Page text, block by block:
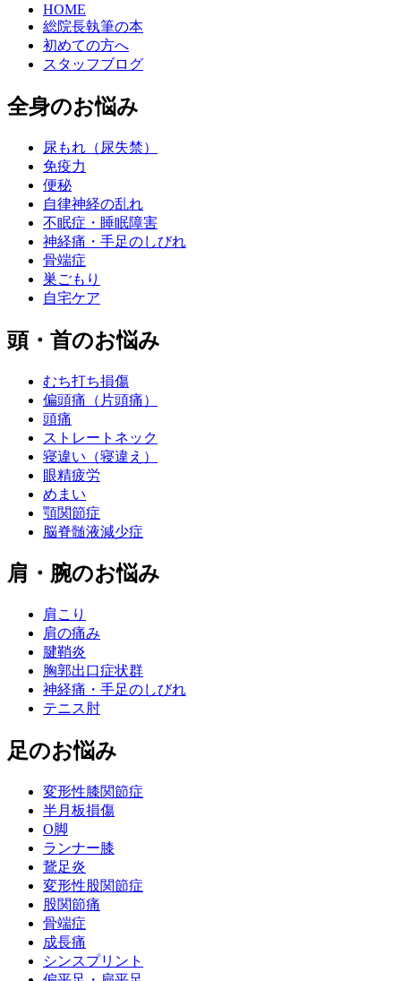
HOME
総院長執筆の本
初めての方へ
スタッフブログ
全身のお悩み
尿もれ（尿失禁）
免疫力
便秘
自律神経の乱れ
不眠症・睡眠障害
神経痛・手足のしびれ
骨端症
巣ごもり
自宅ケア
頭・首のお悩み
むち打ち損傷
偏頭痛（片頭痛）
頭痛
ストレートネック
寝違い（寝違え）
眼精疲労
めまい
顎関節症
脳脊髄液減少症
肩・腕のお悩み
肩こり
肩の痛み
腱鞘炎
胸郭出口症状群
神経痛・手足のしびれ
テニス肘
足のお悩み
変形性膝関節症
半月板損傷
O脚
ランナー膝
鵞足炎
変形性股関節症
股関節痛
骨端症
成長痛
シンスプリント